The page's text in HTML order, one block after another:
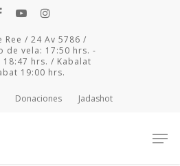
Ree / 24 Av 5786 /
de vela: 17:50 hrs. -
18:47 hrs. / Kabalat
19:00 hrs.
Donaciones Jadashot